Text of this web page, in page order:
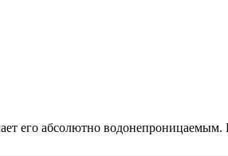
его абсолютно